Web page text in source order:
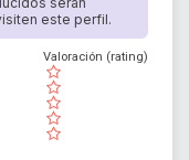
este perfil.
( )
( )
( )
( )
( )
Valoración (rating)